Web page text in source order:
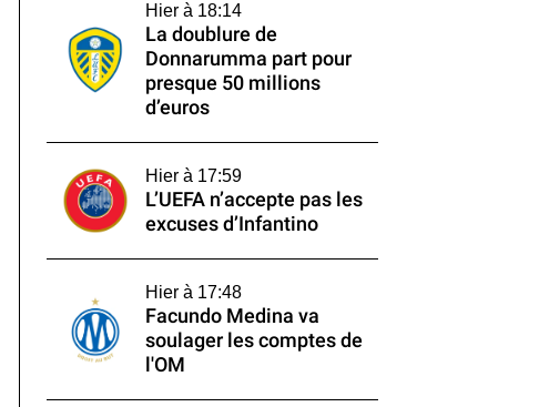
Hier à 18:14
La doublure de
Donnarumma part pour
presque 50 millions
d’euros
Hier à 17:59
L’UEFA n’accepte pas les
excuses d’Infantino
Hier à 17:48
Facundo Medina va
soulager les comptes de
l'OM